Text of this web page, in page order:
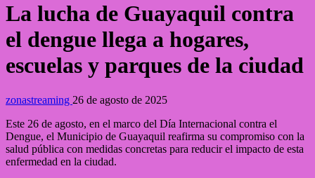
La lucha de Guayaquil contra
el dengue llega a hogares,
escuelas y parques de la ciudad
zonastreaming 26 de agosto de 2025
Este 26 de agosto, en el marco del Día Internacional contra el
Dengue, el Municipio de Guayaquil reafirma su compromiso con la
salud pública con medidas concretas para reducir el impacto de esta
enfermedad en la ciudad.